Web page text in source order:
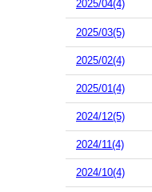
2025/04(4)
2025/03(5)
2025/02(4)
2025/01(4)
2024/12(5)
2024/11(4)
2024/10(4)